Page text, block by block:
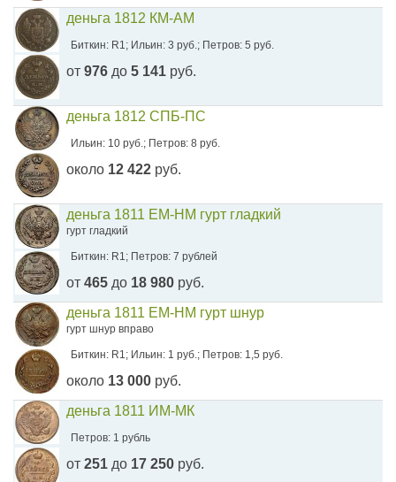
деньга 1812 КМ-АМ
Биткин: R1; Ильин: 3 руб.; Петров: 5 руб.
от 976 до 5 141 руб.
деньга 1812 СПБ-ПС
Ильин: 10 руб.; Петров: 8 руб.
около 12 422 руб.
деньга 1811 ЕМ-НМ гурт гладкий
гурт гладкий
Биткин: R1; Петров: 7 рублей
от 465 до 18 980 руб.
деньга 1811 ЕМ-НМ гурт шнур
гурт шнур вправо
Биткин: R1; Ильин: 1 руб.; Петров: 1,5 руб.
около 13 000 руб.
деньга 1811 ИМ-МК
Петров: 1 рубль
от 251 до 17 250 руб.